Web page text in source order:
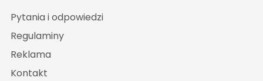
Pytania i odpowiedzi
Regulaminy
Reklama
Kontakt